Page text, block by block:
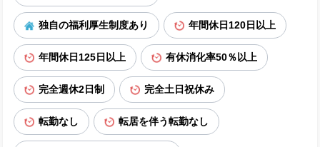
独自の福利厚生制度あり 年間休日120日以上
年間休日125日以上 有休消化率50％以上
完全週休2日制 完全土日祝休み
転勤なし 転居を伴う転勤なし